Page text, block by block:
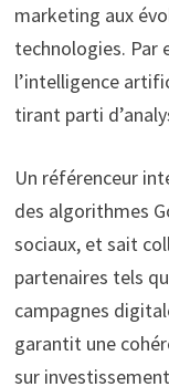
marketing aux
technologies. Par
l’intelligence
tirant parti
Un référenceur
des algorithmes
sociaux, et sait
partenaires tels
campagnes
garantit une
sur